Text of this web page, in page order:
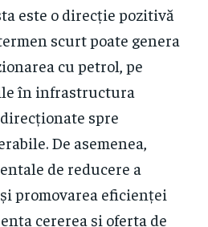
este o direcție pozitivă
scurt poate genera
cu petrol, pe
în infrastructura
spre
De asemenea,
de reducere a
promovarea eficienței
cererea și oferta de